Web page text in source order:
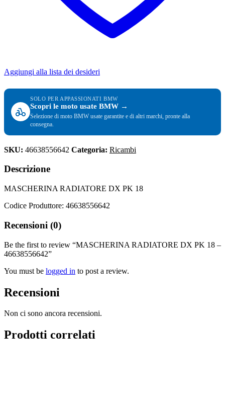
Aggiungi alla lista dei desideri
SOLO PER APPASSIONATI BMW
Scopri le moto usate BMW →
Selezione di moto BMW usate garantite e di altri marchi, pronte alla
consegna.
SKU: 46638556642 Categoria: Ricambi
Descrizione
MASCHERINA RADIATORE DX PK 18
Codice Produttore: 46638556642
Recensioni (0)
Be the first to review “MASCHERINA RADIATORE DX PK 18 –
46638556642”
You must be logged in to post a review.
Recensioni
Non ci sono ancora recensioni.
Prodotti correlati